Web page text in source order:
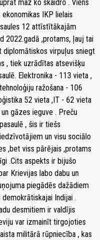
maz ko skaidro . Viens
IKP lielais
12 attīstītākajām
2022.gadā ,protams, ļauj tai
virpuļus sniegt
, tiek uzrādītas atsevišķu
Elektronika - 113 vieta ,
ražošana - 106
52 vieta ,IT - 62 vieta
gāzes ieguve . Preču
, šis ir tiešs
un visu sociālo
,bet viss pārējais ,protams
.Cits aspekts ir bijušo
Krievijas labo dabu un
piegādēs dažādiem
Indijai .
desmitiem ir valdījis
var izmainīt tirgojoties
militārā rūpniecība , kas